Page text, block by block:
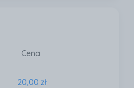
Cena
20,00 zł